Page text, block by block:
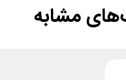
مشابه